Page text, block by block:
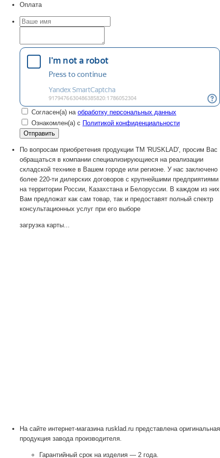
Оплата
Согласен(а) на обработку персональных данных
Ознакомлен(а) с Политикой конфиденциальности
По вопросам приобретения продукции TM 'RUSKLAD', просим Вас
обращаться в компании специализирующиеся на реализации
складской технике в Вашем городе или регионе. У нас заключено
более 220-ти дилерских договоров с крупнейшими предприятиями
на территории России, Казахстана и Белоруссии. В каждом из них
Вам предложат как сам товар, так и предоставят полный спектр
консультационных услуг при его выборе
загрузка карты...
На сайте интернет-магазина rusklad.ru представлена оригинальная
продукция завода производителя.
Гарантийный срок на изделия — 2 года.